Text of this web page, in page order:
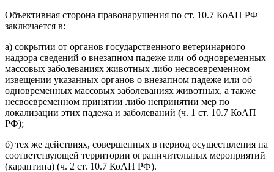
Объективная сторона правонарушения по ст. 10.7 КоАП РФ
заключается в:
а) сокрытии от органов государственного ветеринарного
надзора сведений о внезапном падеже или об одновременных
массовых заболеваниях животных либо несвоевременном
извещении указанных органов о внезапном падеже или об
одновременных массовых заболеваниях животных, а также
несвоевременном принятии либо непринятии мер по
локализации этих падежа и заболеваний (ч. 1 ст. 10.7 КоАП
РФ);
б) тех же действиях, совершенных в период осуществления на
соответствующей территории ограничительных мероприятий
(карантина) (ч. 2 ст. 10.7 КоАП РФ).